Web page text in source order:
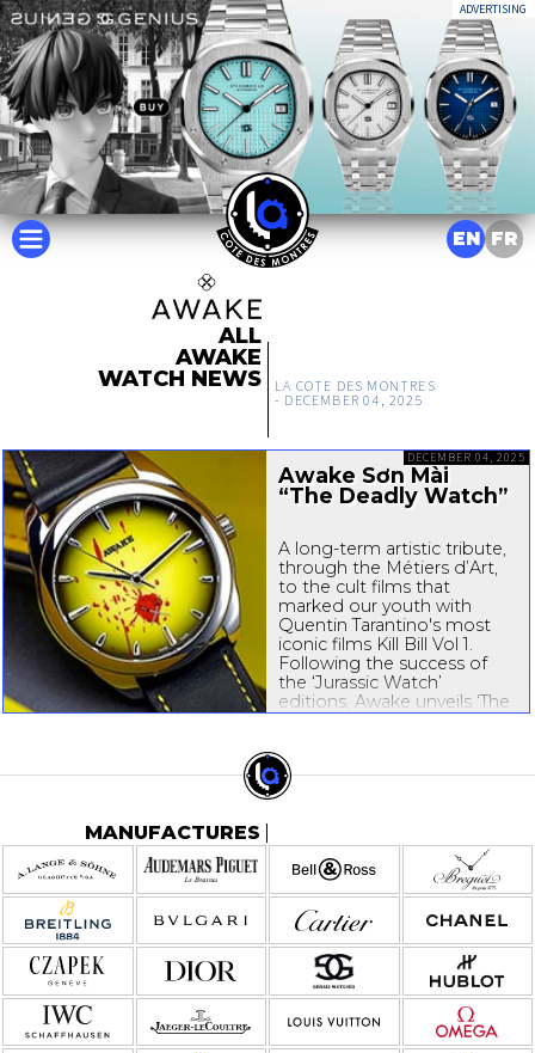
ADVERTISING
ALL
AWAKE
WATCH NEWS
LA COTE DES MONTRES
- DECEMBER 04, 2025
Awake Sơn Mài
“The Deadly Watch”
A long-term artistic tribute,
through the Métiers d’Art,
to the cult films that
marked our youth with
Quentin Tarantino's most
iconic films Kill Bill Vol 1.
Following the success of
the ‘Jurassic Watch’
editions, Awake unveils ‘The
Deadly Watch’, the second...
DECEMBER 04, 2025
MANUFACTURES
EN FR